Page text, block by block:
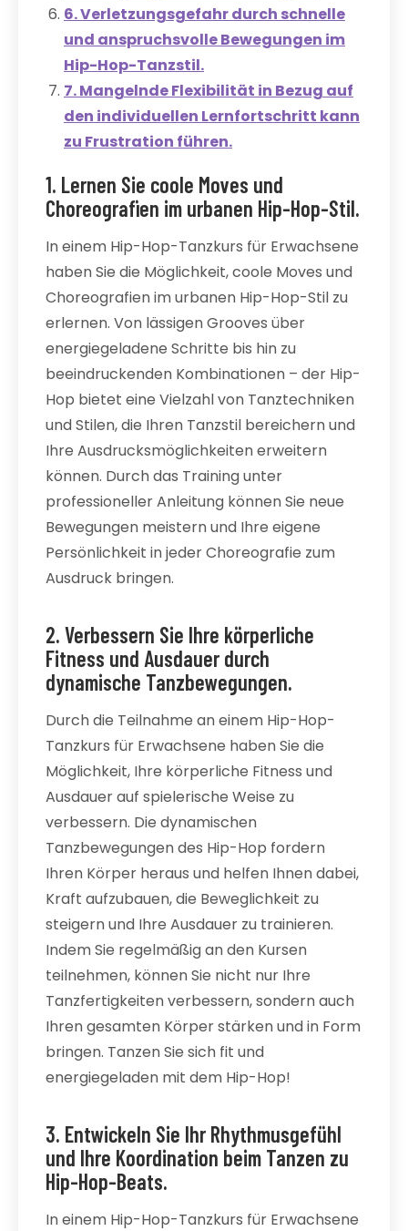
6. Verletzungsgefahr durch schnelle
und anspruchsvolle Bewegungen im
Hip-Hop-Tanzstil.
7. Mangelnde Flexibilität in Bezug auf
den individuellen Lernfortschritt kann
zu Frustration führen.
1. Lernen Sie coole Moves und
Choreografien im urbanen Hip-Hop-Stil.
In einem Hip-Hop-Tanzkurs für Erwachsene
haben Sie die Möglichkeit, coole Moves und
Choreografien im urbanen Hip-Hop-Stil zu
erlernen. Von lässigen Grooves über
energiegeladene Schritte bis hin zu
beeindruckenden Kombinationen – der Hip-
Hop bietet eine Vielzahl von Tanztechniken
und Stilen, die Ihren Tanzstil bereichern und
Ihre Ausdrucksmöglichkeiten erweitern
können. Durch das Training unter
professioneller Anleitung können Sie neue
Bewegungen meistern und Ihre eigene
Persönlichkeit in jeder Choreografie zum
Ausdruck bringen.
2. Verbessern Sie Ihre körperliche
Fitness und Ausdauer durch
dynamische Tanzbewegungen.
Durch die Teilnahme an einem Hip-Hop-
Tanzkurs für Erwachsene haben Sie die
Möglichkeit, Ihre körperliche Fitness und
Ausdauer auf spielerische Weise zu
verbessern. Die dynamischen
Tanzbewegungen des Hip-Hop fordern
Ihren Körper heraus und helfen Ihnen dabei,
Kraft aufzubauen, die Beweglichkeit zu
steigern und Ihre Ausdauer zu trainieren.
Indem Sie regelmäßig an den Kursen
teilnehmen, können Sie nicht nur Ihre
Tanzfertigkeiten verbessern, sondern auch
Ihren gesamten Körper stärken und in Form
bringen. Tanzen Sie sich fit und
energiegeladen mit dem Hip-Hop!
3. Entwickeln Sie Ihr Rhythmusgefühl
und Ihre Koordination beim Tanzen zu
Hip-Hop-Beats.
In einem Hip-Hop-Tanzkurs für Erwachsene